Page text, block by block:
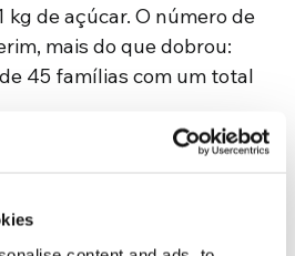
kg de açúcar. O número de
mais do que dobrou:
45 famílias com um total
incorre em custos. Mas
virtuoso, o da partilha.
graças a uma pequena